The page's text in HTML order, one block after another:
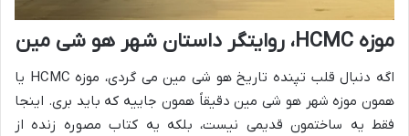
موزه HCMC، روایتگر داستان شهر هو شی مین
اگه دنبال قلب تپنده تاریخ هو شی مین می گردی، موزه HCMC یا
همون موزه شهر هو شی مین دقیقاً همون جاییه که باید بری. اینجا
فقط یه ساختمون قدیمی نیست، بلکه یه کتاب مصوره زنده از